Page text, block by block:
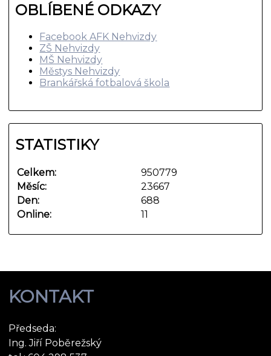
OBLÍBENÉ ODKAZY
Facebook AFK Nehvizdy
ZŠ Nehvizdy
MŠ Nehvizdy
Městys Nehvizdy
Brankářská fotbalová škola
STATISTIKY
Online: 11
Celkem:
950779
Měsíc:
23667
Den:
688
KONTAKT
Předseda:
Ing. Jiří Poběrežský